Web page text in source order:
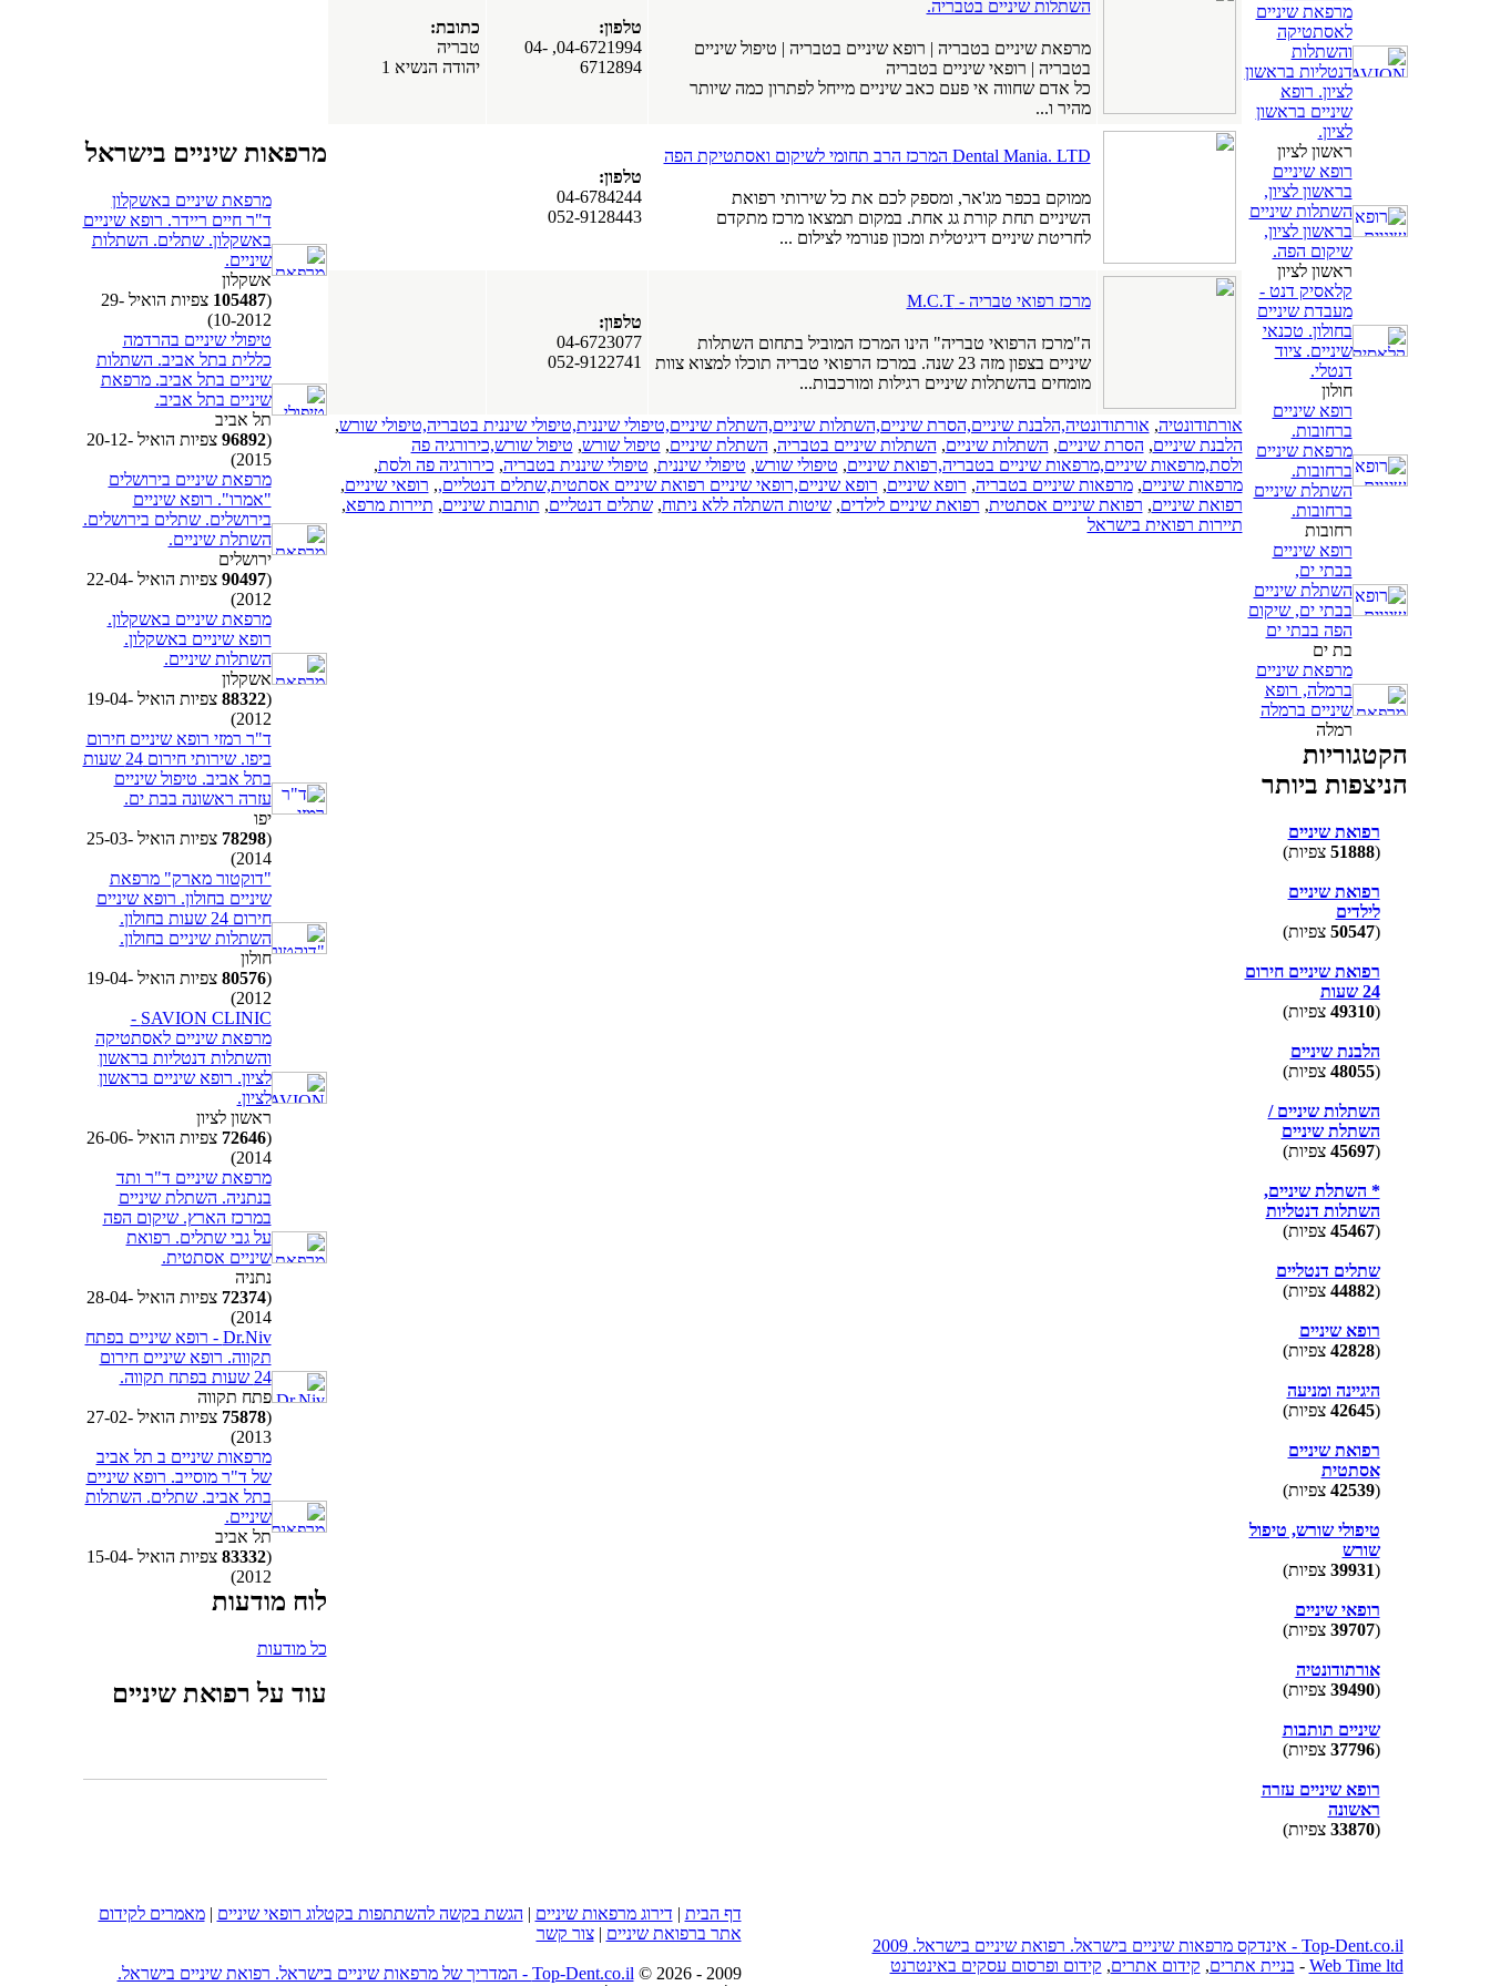
מרפאת שיניים
לאסתטיקה
והשתלות
דנטליות בראשון
לציון. רופא
שיניים בראשון
לציון.
ראשון לציון
רופא שיניים
בראשון לציון,
השתלות שיניים
בראשון לציון,
שיקום הפה.
ראשון לציון
קלאסיק דנט -
מעבדת שיניים
בחולון. טכנאי
שיניים. ציוד
דנטלי.
חולון
רופא שיניים
ברחובות.
מרפאת שיניים
ברחובות.
השתלת שיניים
ברחובות.
רחובות
רופא שיניים
בבתי ים,
השתלת שיניים
בבתי ים, שיקום
הפה בבתי ים
בת ים
מרפאת שיניים
ברמלה, רופא
שיניים ברמלה
רמלה
הקטגוריות
הניצפות ביותר
רפואת שיניים
(
51888 צפיות)
רפואת שיניים
לילדים
(
50547 צפיות)
רפואת שיניים חירום
24 שעות
(
49310 צפיות)
הלבנת שיניים
(
48055 צפיות)
השתלות שיניים /
השתלת שיניים
(
45697 צפיות)
* השתלת שיניים,
השתלות דנטליות
(
45467 צפיות)
שתלים דנטליים
(
44882 צפיות)
רופא שיניים
(
42828 צפיות)
היגיינה ומניעה
(
42645 צפיות)
רפואת שיניים
אסתטית
(
42539 צפיות)
טיפולי שורש, טיפול
שורש
(
39931 צפיות)
רופאי שיניים
(
39707 צפיות)
אורתודונטיה
(
39490 צפיות)
שיניים תותבות
(
37796 צפיות)
רופא שיניים עזרה
ראשונה
(
33870 צפיות)
השתלות שיניים בטבריה.
מרפאת שיניים בטבריה | רופא שיניים בטבריה | טיפול שיניים
בטבריה | רופאי שיניים בטבריה
כל אדם שחווה אי פעם כאב שיניים מייחל לפתרון כמה שיותר
מהיר ו...
טלפון:
04-6721994, 04-
6712894
כתובת:
טבריה
יהודה הנשיא 1
Dental Mania. LTD המרכז הרב תחומי לשיקום ואסתטיקת הפה
ממוקם בכפר מג'אר, ומספק לכם את כל שירותי רפואת
השיניים תחת קורת גג אחת. במקום תמצאו מרכז מתקדם
לחריטת שיניים דיגיטלית ומכון פנורמי לצילום ...
טלפון:
04-6784244
052-9128443
מרכז רפואי טבריה - M.C.T
ה"מרכז הרפואי טבריה" הינו המרכז המוביל בתחום השתלות
שיניים בצפון מזה 23 שנה. במרכז הרפואי טבריה תוכלו למצוא צוות
מומחים בהשתלות שיניים רגילות ומורכבות...
טלפון:
04-6723077
052-9122741
אורתודונטיה, אורתודונטיה,הלבנת שיניים,הסרת שיניים,השתלות שיניים,השתלת שיניים,טיפולי שיננית,טיפולי שיננית בטבריה,טיפולי שורש,
הלבנת שיניים, הסרת שיניים, השתלות שיניים, השתלות שיניים בטבריה, השתלת שיניים, טיפול שורש, טיפול שורש,כירורגיה פה
ולסת,מרפאות שיניים,מרפאות שיניים בטבריה,רפואת שיניים, טיפולי שורש, טיפולי שיננית, טיפולי שיננית בטבריה, כירורגיה פה ולסת,
מרפאות שיניים,מרפאות שיניים בטבריה, רופא שיניים, רופא שיניים,רופאי שיניים רפואת שיניים אסתטית,שתלים דנטליים,, רופאי שיניים,
רפואת שיניים, רפואת שיניים אסתטית, רפואת שיניים לילדים,שיטות השתלה ללא ניתוח,שתלים דנטליים, תותבות שיניים, תיירות מרפא,
תיירות רפואית בישראל
מרפאות שיניים בישראל
מרפאת שיניים באשקלון
ד"ר חיים ריידר. רופא שיניים
באשקלון. שתלים. השתלות
שיניים.
אשקלון
(
105487
צפיות הואיל 29-
10-2012)
טיפולי שיניים בהרדמה
כללית בתל אביב. השתלות
שיניים בתל אביב. מרפאת
שיניים בתל אביב.
תל אביב
(
96892
צפיות הואיל 20-12-
2015)
מרפאת שיניים בירושלים
"אמרו". רופא שיניים
בירושלים. שתלים בירושלים.
השתלת שיניים.
ירושלים
(
90497
צפיות הואיל 22-04-
2012)
מרפאת שיניים באשקלון.
רופא שיניים באשקלון.
השתלות שיניים.
אשקלון
(
88322
צפיות הואיל 19-04-
2012)
ד"ר רמזי רופא שיניים חירום
ביפו. שירותי חירום 24 שעות
בתל אביב. טיפול שיניים
עזרה ראשונה בבת ים.
יפו
(
78298
צפיות הואיל 25-03-
2014)
"דוקטור מארק" מרפאת
שיניים בחולון. רופא שיניים
חירום 24 שעות בחולון.
השתלות שיניים בחולון.
חולון
(
80576
צפיות הואיל 19-04-
2012)
SAVION CLINIC -
מרפאת שיניים לאסתטיקה
והשתלות דנטליות בראשון
לציון. רופא שיניים בראשון
לציון.
ראשון לציון
(
72646
צפיות הואיל 26-06-
2014)
מרפאת שיניים ד"ר ותד
בנתניה. השתלת שיניים
במרכז הארץ. שיקום הפה
על גבי שתלים. רפואת
שיניים אסתטית.
נתניה
(
72374
צפיות הואיל 28-04-
2014)
Dr.Niv - רופא שיניים בפתח
תקווה. רופא שיניים חירום
24 שעות בפתח תקווה.
פתח תקווה
(
75878
צפיות הואיל 27-02-
2013)
מרפאות שיניים ב תל אביב
של ד"ר מוסייב. רופא שיניים
בתל אביב. שתלים. השתלות
שיניים.
תל אביב
(
83332
צפיות הואיל 15-04-
2012)
לוח מודעות
כל מודעות
עוד על רפואת שיניים
Top-Dent.co.il - אינדקס מרפאות שיניים בישראל. רפואת שיניים בישראל. 2009
Web Time ltd
- בניית אתרים, קידום אתרים, קידום ופרסום עסקים באינטרנט
דף הבית | דירוג מרפאות שיניים | הגשת בקשה להשתתפות בקטלוג רופאי שיניים |מאמרים לקידום
אתר ברפואת שיניים |צור קשר
2009 -
2026 ©
Top-Dent.co.il - המדריך של מרפאות שיניים בישראל. רפואת שיניים בישראל.